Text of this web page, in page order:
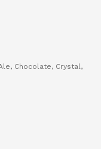
Chocolate, Crystal,